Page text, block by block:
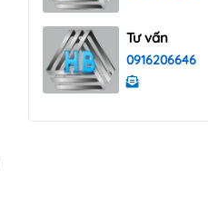
Tư vấn
0916206646